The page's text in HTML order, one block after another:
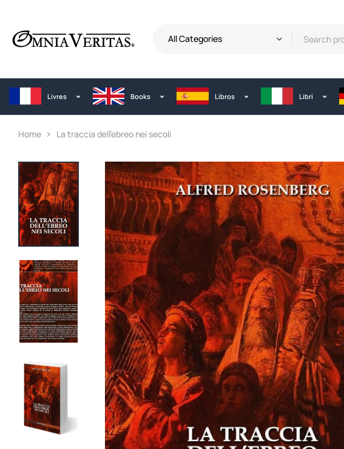
All Categories
Livres Books Libros Libri
Home La traccia dell’ebreo nei secoli